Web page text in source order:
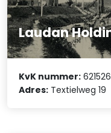
Laudan
KvK nummer:
Adres: Textielweg 19